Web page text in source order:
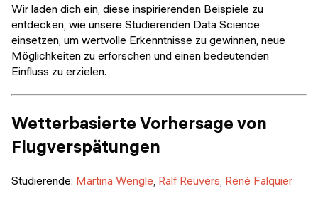
Wir laden dich ein, diese inspirierenden Beispiele zu
entdecken, wie unsere Studierenden Data Science
einsetzen, um wertvolle Erkenntnisse zu gewinnen, neue
Möglichkeiten zu erforschen und einen bedeutenden
Einfluss zu erzielen.
Wetterbasierte Vorhersage von
Flugverspätungen
Studierende: Martina Wengle Ralf Reuvers René Falquier